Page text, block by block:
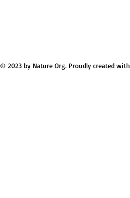
© 2023 by Nature Org. Proudly created with